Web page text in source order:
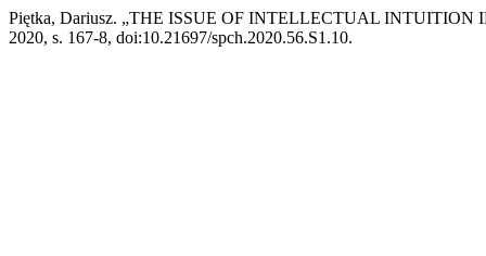
Piętka, Dariusz. „THE ISSUE OF INTELLECTUAL INTUITION
2020, s. 167-8, doi:10.21697/spch.2020.56.S1.10.